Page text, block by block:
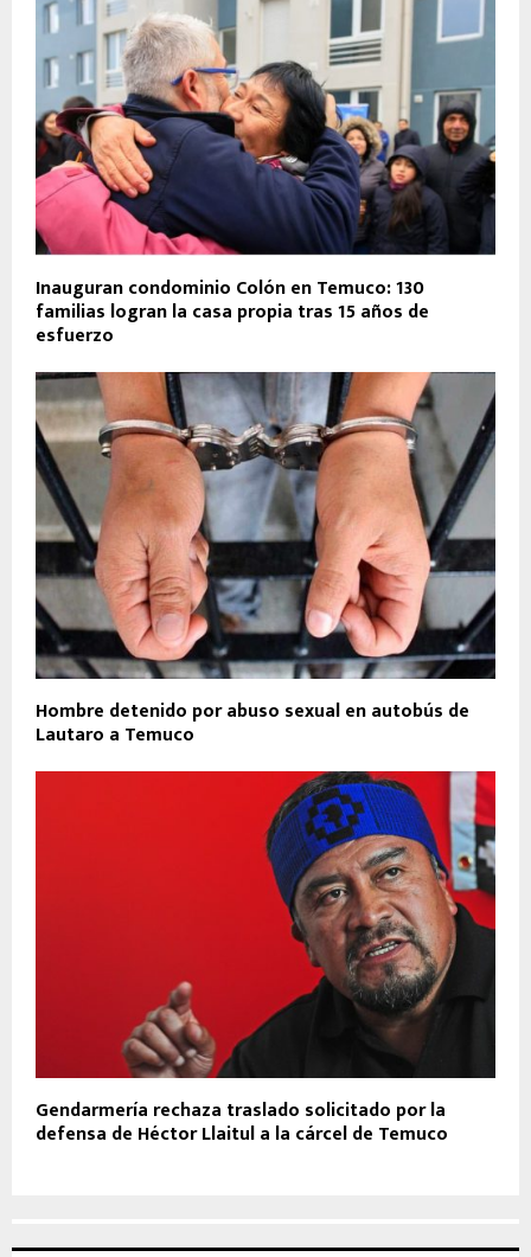
Inauguran condominio Colón en Temuco: 130
familias logran la casa propia tras 15 años de
esfuerzo
Hombre detenido por abuso sexual en autobús de
Lautaro a Temuco
Gendarmería rechaza traslado solicitado por la
defensa de Héctor Llaitul a la cárcel de Temuco